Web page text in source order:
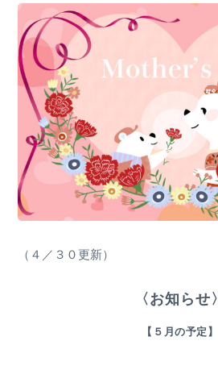
（４／３０更新）
〈お知らせ〉
【５月の予定】